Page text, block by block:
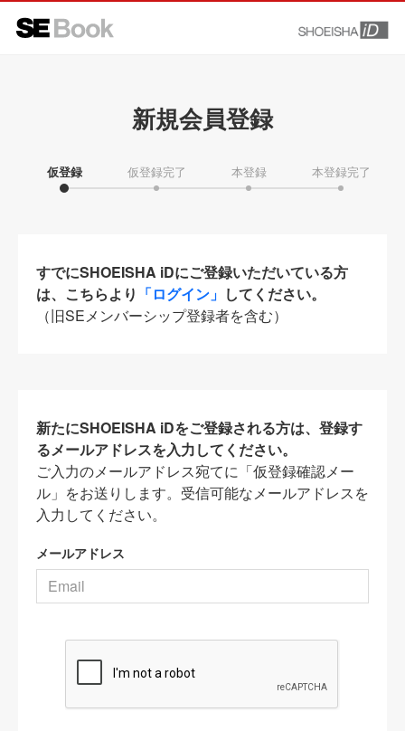
新規会員登録
仮登録 仮登録完了 本登録 本登録完了
すでにSHOEISHA iDにご登録いただいている方
は、こちらより 「ログイン」 してください。
（旧SEメンバーシップ登録者を含む）
新たにSHOEISHA iDをご登録される方は、登録す
るメールアドレスを入力してください。
ご入力のメールアドレス宛てに「仮登録確認メー
ル」をお送りします。受信可能なメールアドレスを
入力してください。
メールアドレス